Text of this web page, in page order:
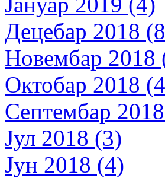
Децебар 2018
Новембар 2018
Октобар 2018
Септембар
Јул 2018 (3)
Јун 2018 (4)